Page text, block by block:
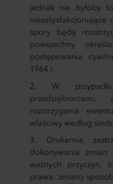
jednak nie byłoby
spory będą
powszechny
postępowania
1964 r.
W
rozstrzygania
właściwy według
Drukarnia
dokonywania zmian
ważnych przyczyn,
prawa; zmiany